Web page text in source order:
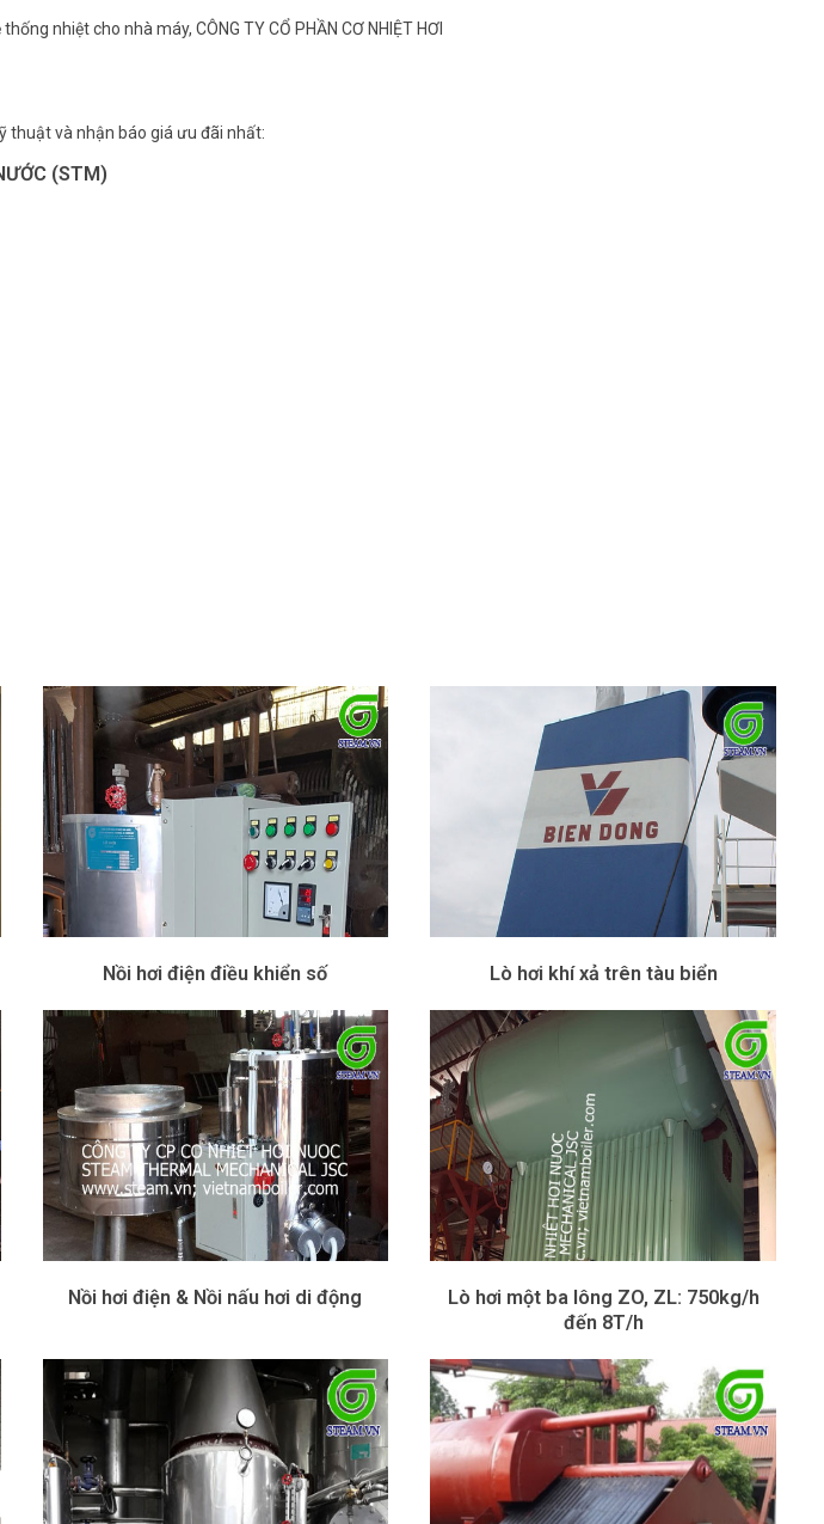
nhiệt cho nhà máy, CÔNG TY CỔ PHẦN CƠ NHIỆT HƠI
thuật và nhận báo giá ưu đãi nhất:
(STM)
Nồi hơi điện điều khiển số Lò hơi khí xả trên tàu biển
Nồi hơi điện & Nồi nấu hơi di động
Lò hơi một ba lông ZO, ZL: 750kg/h
đến 8T/h